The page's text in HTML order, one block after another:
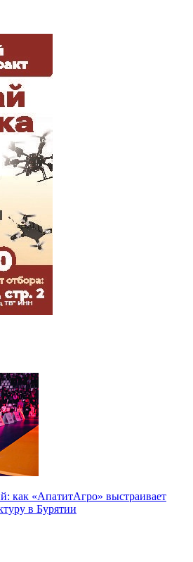
как «АпатитАгро» выстраивает
в Бурятии